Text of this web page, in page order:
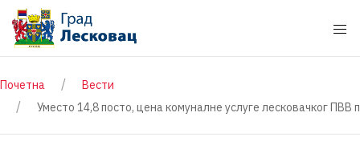
Почетна
Вести
Уместо 14,8 посто, цена комуналне услуге лесковачког ПВВ